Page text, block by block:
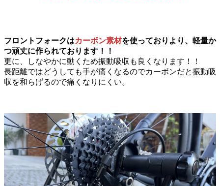
フロントフォークはカーボン素材を使っておりより、軽量か
つ頑丈に作られております！！
更に、しなやかに動くため振動吸収も良くなります！！
長距離ではどうしても手が痛くなるのでカーボンだと振動吸
収を和らげるので痛くなりにくい。